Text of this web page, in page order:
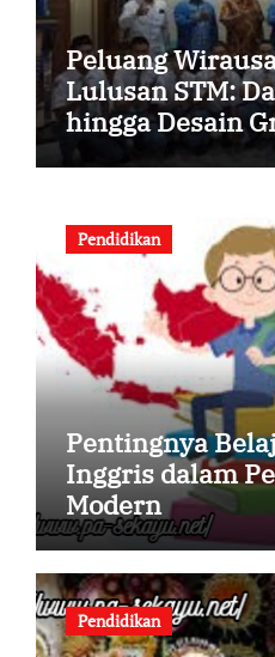
Peluang
Lulusan STM:
hingga Desain
Pendidikan
Pentingnya
Inggris dalam
Modern
Pendidikan